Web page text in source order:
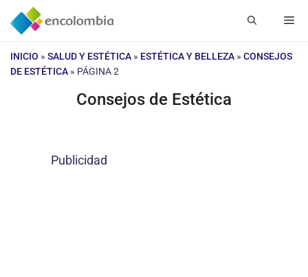
Saltar
INICIO » SALUD Y ESTÉTICA » ESTÉTICA Y BELLEZA » CONSEJOS
DE ESTÉTICA » PÁGINA 2
Consejos de Estética
Publicidad